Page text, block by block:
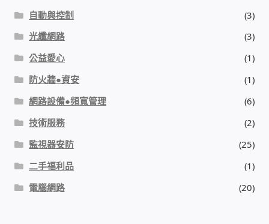
自動與控制
(3)
光纖網路
(3)
公益愛心
(1)
防火牆●資安
(1)
網路設備●頻寬管理
(6)
技術服務
(2)
監視器安防
(25)
二手福利品
(1)
電腦網路
(20)